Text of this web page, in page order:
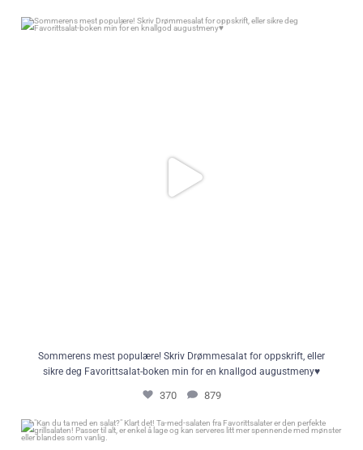
Sommerens mest populære! Skriv Drømmesalat for oppskrift, eller sikre
deg Favorittsalat-boken min for en knallgod augustmeny♥️
Sommerens mest populære! Skriv Drømmesalat for oppskrift, eller
sikre deg Favorittsalat-boken min for en knallgod augustmeny♥️
370 879
"Kan du ta med en salat?" Klart det! Ta-med-salaten fra Favorittsalater er
den perfekte grillsalaten! Passer til alt, er enkel å lage og kan serveres litt
mer spennende med mønster eller blandes som vanlig.